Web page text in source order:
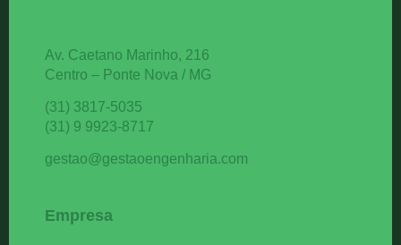
Av. Caetano Marinho, 216
Centro – Ponte Nova / MG
(31) 3817-5035
(31) 9 9923-8717
gestao@gestaoengenharia.com
Empresa